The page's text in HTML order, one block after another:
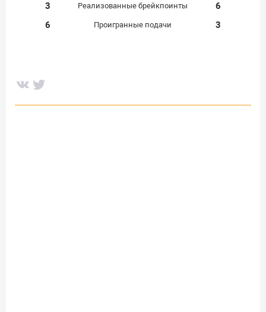
3
Реализованные брейкпоинты
6
6
Проигранные подачи 3